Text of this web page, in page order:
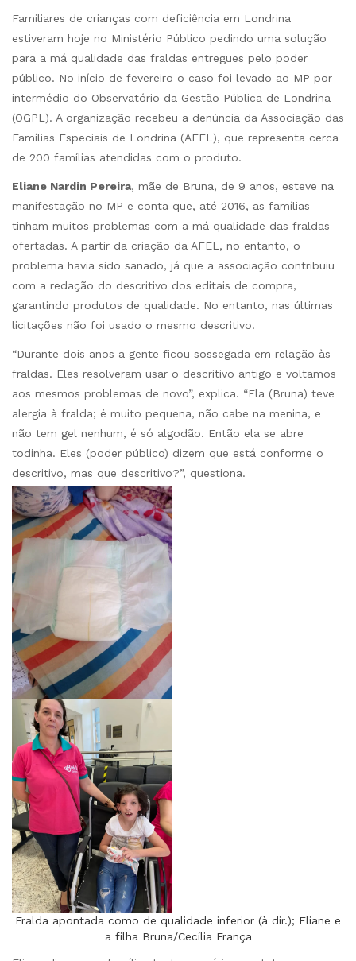
Familiares de crianças com deficiência em Londrina
estiveram hoje no Ministério Público pedindo uma solução
para a má qualidade das fraldas entregues pelo poder
público. No início de fevereiro o caso foi levado ao MP por
intermédio do Observatório da Gestão Pública de Londrina
(OGPL). A organização recebeu a denúncia da Associação das
Famílias Especiais de Londrina (AFEL), que representa cerca
de 200 famílias atendidas com o produto.
Eliane Nardin Pereira, mãe de Bruna, de 9 anos, esteve na
manifestação no MP e conta que, até 2016, as famílias
tinham muitos problemas com a má qualidade das fraldas
ofertadas. A partir da criação da AFEL, no entanto, o
problema havia sido sanado, já que a associação contribuiu
com a redação do descritivo dos editais de compra,
garantindo produtos de qualidade. No entanto, nas últimas
licitações não foi usado o mesmo descritivo.
“Durante dois anos a gente ficou sossegada em relação às
fraldas. Eles resolveram usar o descritivo antigo e voltamos
aos mesmos problemas de novo”, explica. “Ela (Bruna) teve
alergia à fralda; é muito pequena, não cabe na menina, e
não tem gel nenhum, é só algodão. Então ela se abre
todinha. Eles (poder público) dizem que está conforme o
descritivo, mas que descritivo?”, questiona.
Fralda apontada como de qualidade inferior (à dir.); Eliane e
a filha Bruna/Cecília França